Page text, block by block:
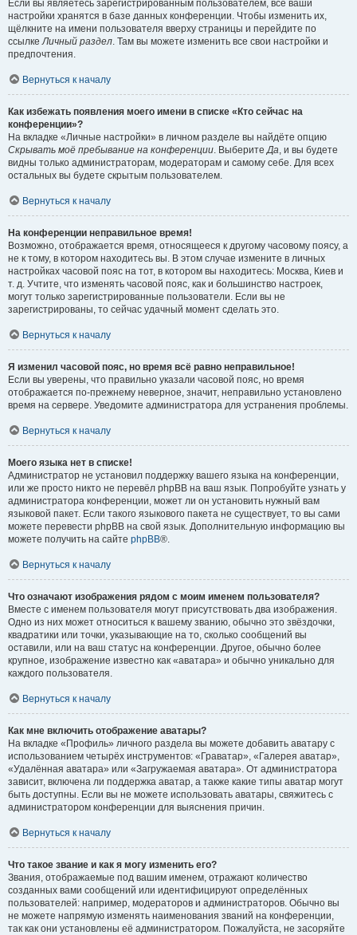
Если вы являетесь зарегистрированным пользователем, все ваши
настройки хранятся в базе данных конференции. Чтобы изменить их,
щёлкните на имени пользователя вверху страницы и перейдите по
ссылкеЛичный раздел. Там вы можете изменить все свои настройки и
предпочтения.
Вернуться к началу
Как избежать появления моего имени в списке «Кто сейчас на
конференции»?
На вкладке «Личные настройки» в личном разделе вы найдёте опцию
Скрывать моё пребывание на конференции. ВыберитеДа, и вы будете
видны только администраторам, модераторам и самому себе. Для всех
остальных вы будете скрытым пользователем.
Вернуться к началу
На конференции неправильное время!
Возможно, отображается время, относящееся к другому часовому поясу, а
не к тому, в котором находитесь вы. В этом случае измените в личных
настройках часовой пояс на тот, в котором вы находитесь: Москва, Киев и
т. д. Учтите, что изменять часовой пояс, как и большинство настроек,
могут только зарегистрированные пользователи. Если вы не
зарегистрированы, то сейчас удачный момент сделать это.
Вернуться к началу
Я изменил часовой пояс, но время всё равно неправильное!
Если вы уверены, что правильно указали часовой пояс, но время
отображается по-прежнему неверное, значит, неправильно установлено
время на сервере. Уведомите администратора для устранения проблемы.
Вернуться к началу
Моего языка нет в списке!
Администратор не установил поддержку вашего языка на конференции,
или же просто никто не перевёл phpBB на ваш язык. Попробуйте узнать у
администратора конференции, может ли он установить нужный вам
языковой пакет. Если такого языкового пакета не существует, то вы сами
можете перевести phpBB на свой язык. Дополнительную информацию вы
можете получить на сайте phpBB®.
Вернуться к началу
Что означают изображения рядом с моим именем пользователя?
Вместе с именем пользователя могут присутствовать два изображения.
Одно из них может относиться к вашему званию, обычно это звёздочки,
квадратики или точки, указывающие на то, сколько сообщений вы
оставили, или на ваш статус на конференции. Другое, обычно более
крупное, изображение известно как «аватара» и обычно уникально для
каждого пользователя.
Вернуться к началу
Как мне включить отображение аватары?
На вкладке «Профиль» личного раздела вы можете добавить аватару с
использованием четырёх инструментов: «Граватар», «Галерея аватар»,
«Удалённая аватара» или «Загружаемая аватара». От администратора
зависит, включена ли поддержка аватар, а также какие типы аватар могут
быть доступны. Если вы не можете использовать аватары, свяжитесь с
администратором конференции для выяснения причин.
Вернуться к началу
Что такое звание и как я могу изменить его?
Звания, отображаемые под вашим именем, отражают количество
созданных вами сообщений или идентифицируют определённых
пользователей: например, модераторов и администраторов. Обычно вы
не можете напрямую изменять наименования званий на конференции,
так как они установлены её администратором. Пожалуйста, не засоряйте